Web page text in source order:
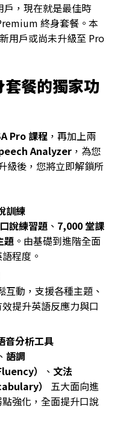
戶，現在就是最佳時
終身套餐。本
用戶或尚未升級至 Pro
餐的獨家功
Pro 課程 ，再加上兩
Analyzer ，為您
級後，您將立即解鎖所
訓練
說練習題 、 7,000 堂課
題 。由基礎到進階全面
程度。
互動，支援各種主題、
提升英語反應力與口
音分析工具
、 語調
） 、 文法
）
五大面向進
強化，全面提升口說